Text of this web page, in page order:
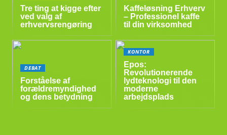
Tre ting at kigge efter
ved valg af
erhvervsrengøring
Kaffeløsning Erhverv
– Professionel kaffe
til din virksomhed
DEBAT
Forståelse af
forældremyndighed
og dens betydning
KONTOR
Epos:
Revolutionerende
lydteknologi til den
moderne
arbejdsplads